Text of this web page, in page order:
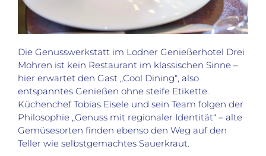
Die Genusswerkstatt im Lodner Genießerhotel Drei
Mohren ist kein Restaurant im klassischen Sinne –
hier erwartet den Gast „Cool Dining“, also
entspanntes Genießen ohne steife Etikette.
Küchenchef Tobias Eisele und sein Team folgen der
Philosophie „Genuss mit regionaler Identität“ – alte
Gemüsesorten finden ebenso den Weg auf den
Teller wie selbstgemachtes Sauerkraut.